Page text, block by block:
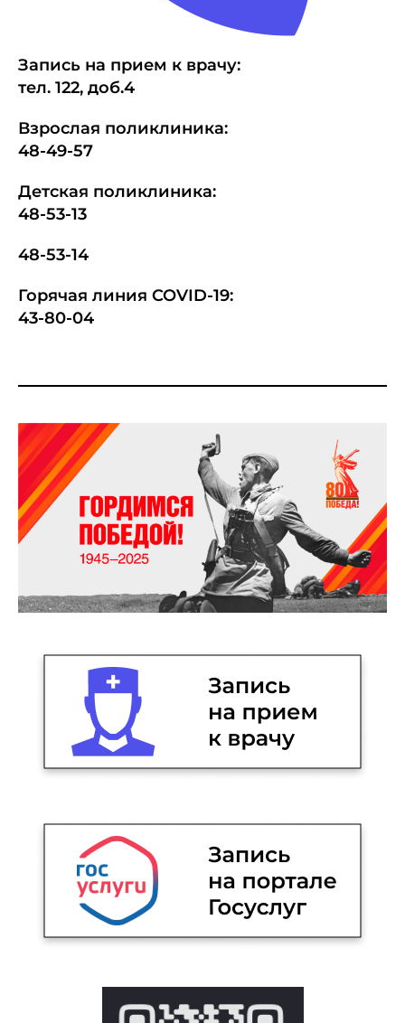
Запись на прием к врачу:
тел. 122, доб.4
Взрослая поликлиника:
48-49-57
Детская поликлиника:
48-53-13
48-53-14
Горячая линия COVID-19:
43-80-04